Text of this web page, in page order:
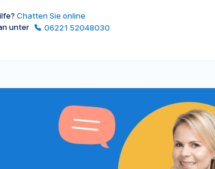
Chatten Sie online
unter
06221 52048030